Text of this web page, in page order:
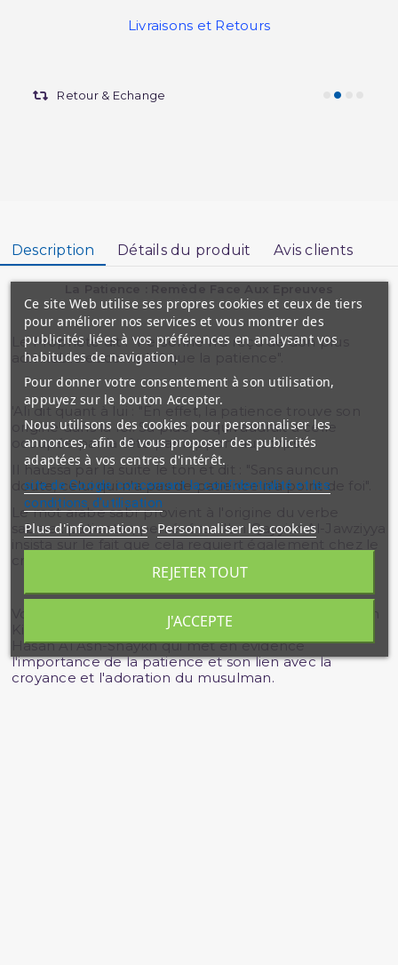
Livraisons et Retours
Retour & Echange
Description Détails du produit Avis clients
Le Prophète dit : "Personne n'a reçu de don plus
admirable et complet que la patience".
'Ali dit quant à lui : "En effet, la patience trouve son
origine dans la foi. Sa place équivaudrait à celle
occupée par la tête par rapport au corps".
Il haussa par la suite le ton et dit : "Sans auncun
doute, celui qui n'a pas de patience n'a point de foi".
Le mot arabe sabr provient à l'origine du verbe
sabara : patienter, persévérer. Ibn Qayyim Al-Jawziyya
Voici un extrait du célèbre livre Fath Al-Majid Li Sharh
Kitab At-Tawhid du Shaykh 'Abd Ar-Rahman Ibn
Hasan Al Ash-Shaykh qui met en évidence
l'importance de la patience et son lien avec la
croyance et l'adoration du musulman.
Ce site Web utilise ses propres cookies et ceux de tiers
pour améliorer nos services et vous montrer des
publicités liées à vos préférences en analysant vos
habitudes de navigation.
Pour donner votre consentement à son utilisation,
appuyez sur le bouton Accepter.
Nous utilisons des cookies pour personnaliser les
annonces, afin de vous proposer des publicités
adaptées à vos centres d'intérêt.
site de Google concernant la confidentialité et les
conditions d'utilisation
Plus d'informations Personnaliser les cookies
REJETER TOUT
J'ACCEPTE